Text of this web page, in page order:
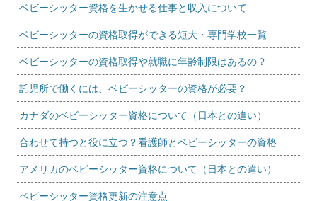
ベビーシッター資格を生かせる仕事と収入について
ベビーシッターの資格取得ができる短大・専門学校一覧
ベビーシッターの資格取得や就職に年齢制限はあるの？
託児所で働くには、ベビーシッターの資格が必要？
カナダのベビーシッター資格について（日本との違い）
合わせて持つと役に立つ？看護師とベビーシッターの資格
アメリカのベビーシッター資格について（日本との違い）
ベビーシッター資格更新の注意点